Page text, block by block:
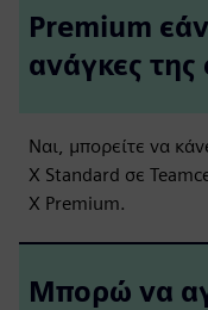
Premium
ανάγκες της
Ναι, μπορείτε να
X Standard σε
X Premium.
Μπορώ να